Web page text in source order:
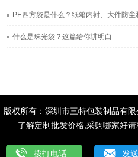
什么是珠光袋？这篇给你讲明白
版权所有：深圳市三特包装制品有
了解定制批发价格,采购哪家好
拨打电话 发